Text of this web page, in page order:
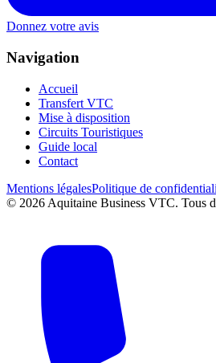
Donnez votre avis
Navigation
Accueil
Transfert VTC
Mise à disposition
Circuits Touristiques
Guide local
Contact
Mentions légalesPolitique de
© 2026 Aquitaine Business VTC. Tous